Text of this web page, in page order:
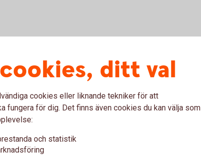
ditt val
cookies eller liknande tekniker för att
fungera för dig. Det finns även cookies du kan välja som
och statistik